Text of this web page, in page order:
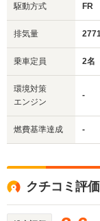
駆動方式 FR
排気量
乗車定員 2名
環境対策
エンジン
-
燃費基準達成 -
クチコミ評価